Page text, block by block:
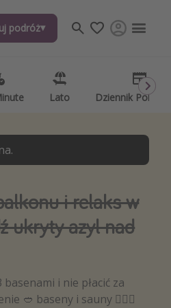
podróż
Lato Dziennik
podróż
Lato Dziennik
i relaks w
ukryty azyl nad
i nie płacić za
🥙 baseny i sauny 🧖🏻‍♀️